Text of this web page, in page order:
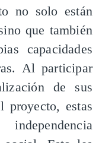
no solo están
que también
capacidades
Al participar
de sus
proyecto, estas